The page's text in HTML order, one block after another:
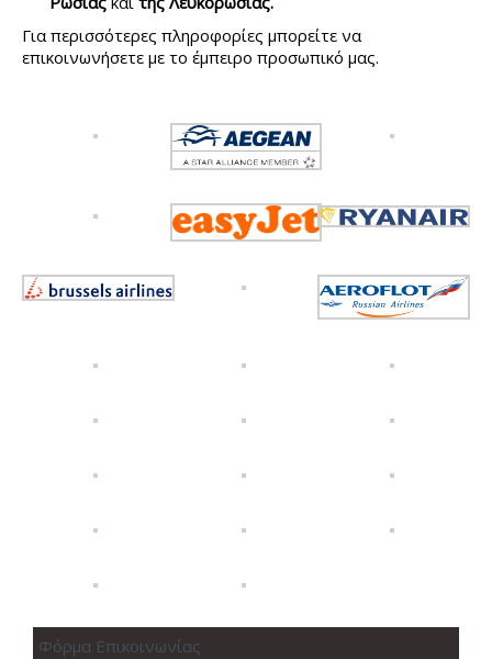
Για περισσότερες πληροφορίες μπορείτε να
επικοινωνήσετε με το έμπειρo προσωπικό μας.
Φόρμα Επικοινωνίας